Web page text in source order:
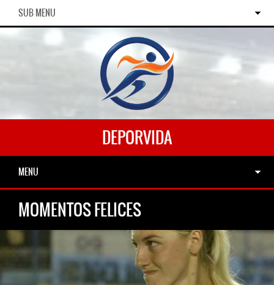
SUB MENU
DEPORVIDA
MENU
MOMENTOS FELICES